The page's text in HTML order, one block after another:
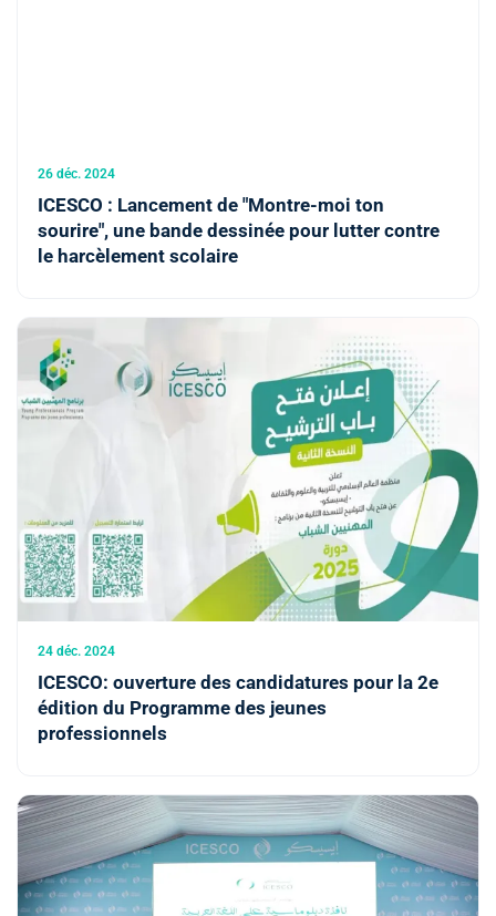
26 déc. 2024
ICESCO : Lancement de "Montre-moi ton
sourire", une bande dessinée pour lutter contre
le harcèlement scolaire
24 déc. 2024
ICESCO: ouverture des candidatures pour la 2e
édition du Programme des jeunes
professionnels